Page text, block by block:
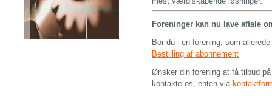
Foreninger kan nu lave aftale
Bor du i en forening, som
Bestilling af abonnement
Ønsker din forening at få tilbud
kontakte os, enten via